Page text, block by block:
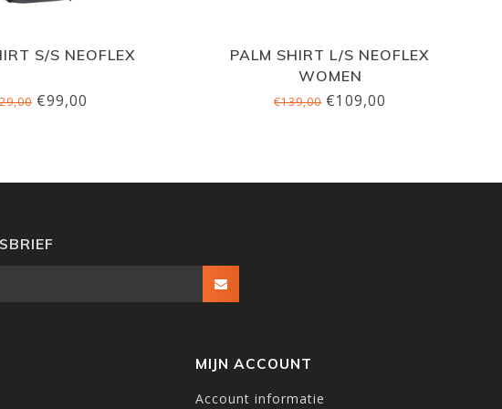
S/S NEOFLEX
€99,00
PALM SHIRT L/S NEOFLEX
WOMEN
€139,00€109,00
MIJN ACCOUNT
Account informatie